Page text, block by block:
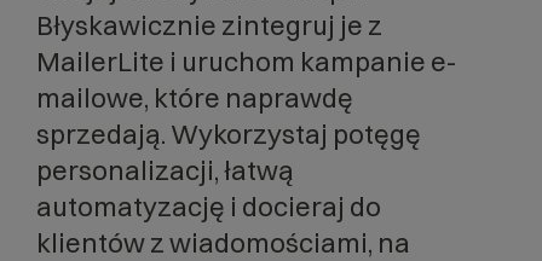
Błyskawicznie zintegruj je z
MailerLite i uruchom kampanie e-
mailowe, które naprawdę
sprzedają. Wykorzystaj potęgę
personalizacji, łatwą
automatyzację i docieraj do
klientów z wiadomościami, na